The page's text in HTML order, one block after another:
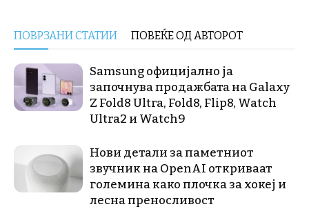
ПОВРЗАНИ СТАТИИ ПОВЕЌЕ ОД АВТОРОТ
Samsung официјално ја
започнува продажбата на Galaxy
Z Fold8 Ultra, Fold8, Flip8, Watch
Ultra2 и Watch9
Нови детали за паметниот
звучник на OpenAI откриваат
големина како плочка за хокеј и
лесна преносливост